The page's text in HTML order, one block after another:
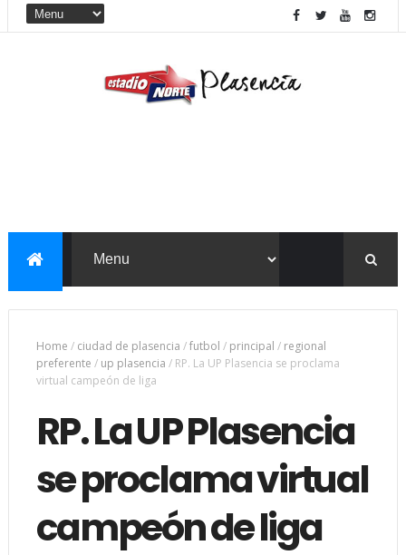
Home / ciudad de plasencia /futbol / principal / regional
preferente / up plasencia / RP. La UP Plasencia se proclama
virtual campeón de liga
RP. La UP Plasencia
se proclama virtual
campeón de liga